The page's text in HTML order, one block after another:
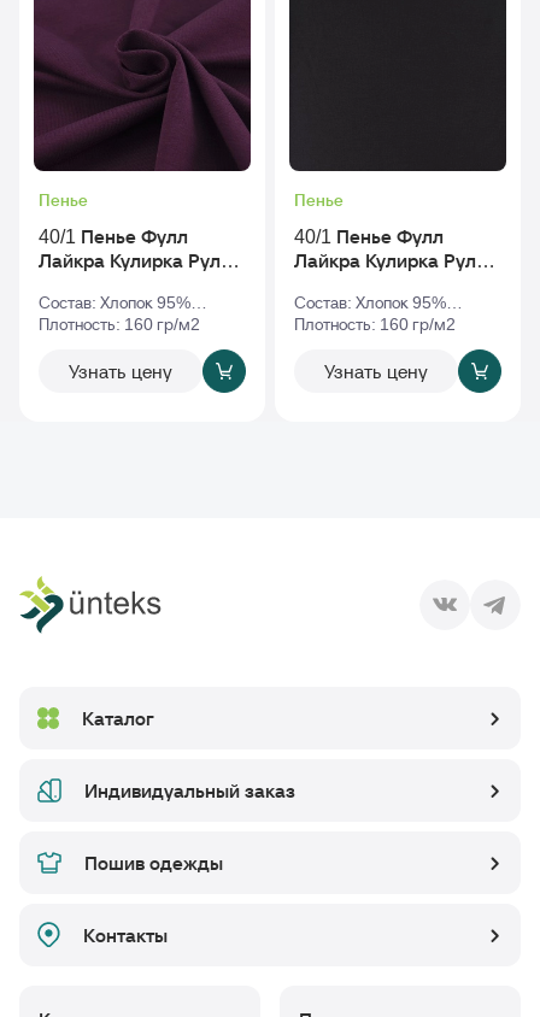
Пенье
40/1 Пенье Фулл
Лайкра Кулирка Рулон
Состав: Хлопок 95%
Эластан 5%
Плотность: 160 гр/м2
Узнать цену
Пенье
40/1 Пенье Фулл
Лайкра Кулирка Рулон
Состав: Хлопок 95%
Эластан 5%
Плотность: 160 гр/м2
Узнать цену
Каталог
Индивидуальный заказ
Пошив одежды
Контакты